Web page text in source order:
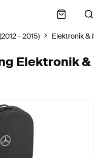
- 2015) Elektronik &
Elektronik &